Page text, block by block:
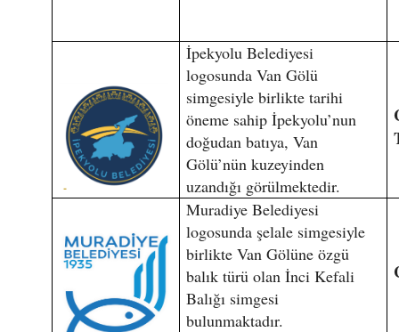
İpekyolu Belediyesi
logosunda Van Gölü
simgesiyle birlikte tarihi
öneme sahip İpekyolu’nun
doğudan batıya, Van
Gölü’nün kuzeyinden
uzandığı görülmektedir.
Muradiye Belediyesi
logosunda şelale simgesiyle
birlikte Van Gölüne özgü
balık türü olan İnci Kefali
Balığı simgesi
bulunmaktadır.